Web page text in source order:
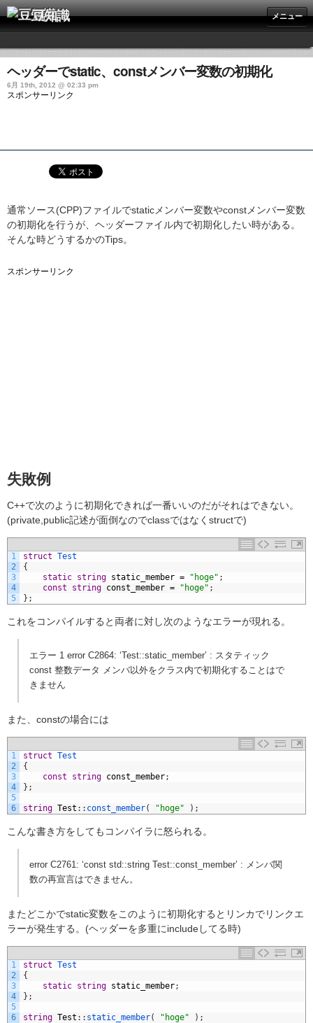
豆知識 メニュー
ヘッダーでstatic、constメンバー変数の初期化
6月 19th, 2012 @ 02:33 pm
スポンサーリンク
通常ソース(CPP)ファイルでstaticメンバー変数やconstメンバー変数
の初期化を行うが、ヘッダーファイル内で初期化したい時がある。
そんな時どうするかのTips。
スポンサーリンク
失敗例
C++で次のように初期化できれば一番いいのだがそれはできない。
(private,public記述が面倒なのでclassではなくstructで)
1
2
3
4
5
struct Test
{
static string static_member = "hoge" ;
const
string const_member = "hoge" ;
} ;
これをコンパイルすると両者に対し次のようなエラーが現れる。
エラー 1 error C2864: ‘Test::static_member’ : スタティック
const 整数データ メンバ以外をクラス内で初期化することはで
きません
また、constの場合には
1
2
3
4
5
6
struct Test
{
const
string const_member;
} ;
string Test : : const_member( "hoge" ) ;
こんな書き方をしてもコンパイラに怒られる。
error C2761: ‘const std::string Test::const_member’ : メンバ関
数の再宣言はできません。
またどこかでstatic変数をこのように初期化するとリンカでリンクエ
ラーが発生する。(ヘッダーを多重にincludeしてる時)
1
2
3
4
5
6
struct Test
{
static string static_member;
} ;
string Test : : static_member( "hoge" ) ;